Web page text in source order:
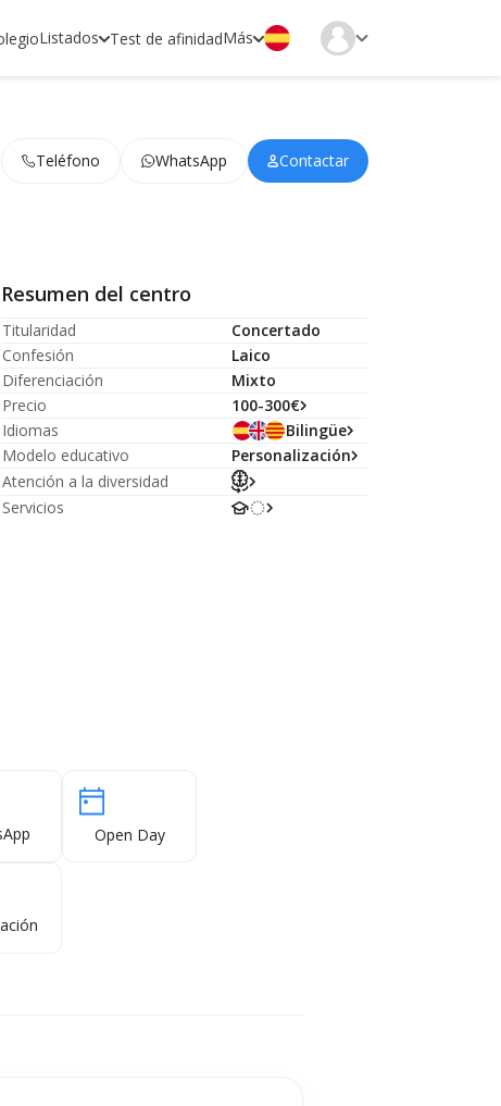
Listados Test de afinidadMás
Teléfono WhatsApp Contactar
Resumen del centro
Titularidad
Concertado
Confesión
Laico
Diferenciación
Mixto
Precio
100-300€
Idiomas
Bilingüe
Modelo educativo
Personalización
Atención a la diversidad
Servicios
Open Day